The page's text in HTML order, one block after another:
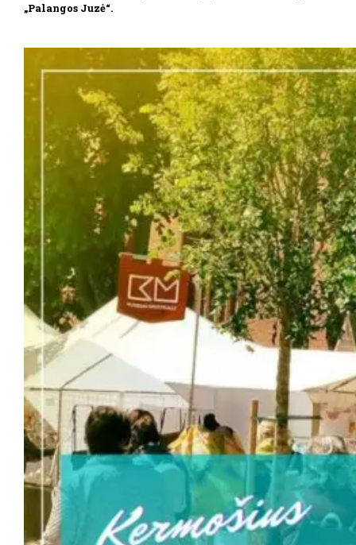
„Palangos Juzė“.